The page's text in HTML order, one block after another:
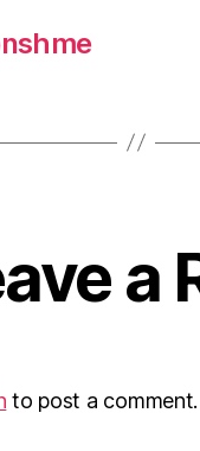
a
to post a comment.